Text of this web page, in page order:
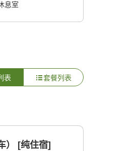
息室
表 套餐列表
） [纯住宿]